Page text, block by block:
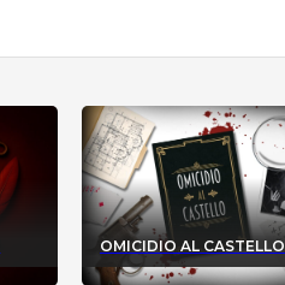
OMICIDIO AL CASTELLO